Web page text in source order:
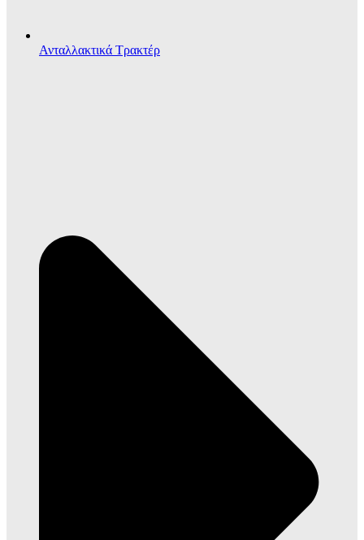
Ανταλλακτικά Τρακτέρ